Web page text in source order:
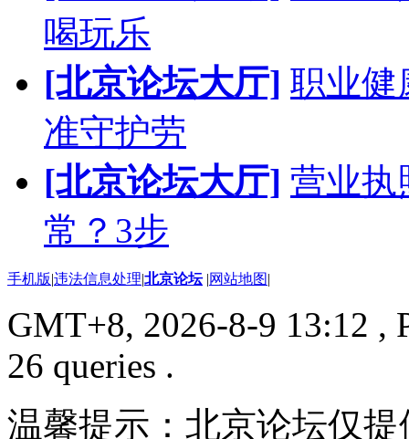
喝玩乐
[北京论坛大厅] 职业健
准守护劳
[北京论坛大厅] 营业执
常？3步
手机版|违法信息处理|北京论坛 |网站地图|
GMT+8, 2026-8-9 13:12 ,
26 queries .
温馨提示：北京论坛仅